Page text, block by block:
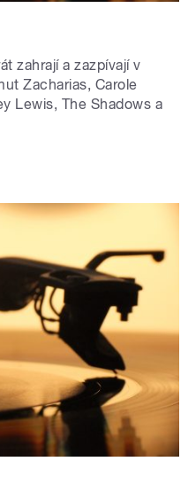
zahrají a zazpívají v
Zacharias, Carole
Lewis, The Shadows a